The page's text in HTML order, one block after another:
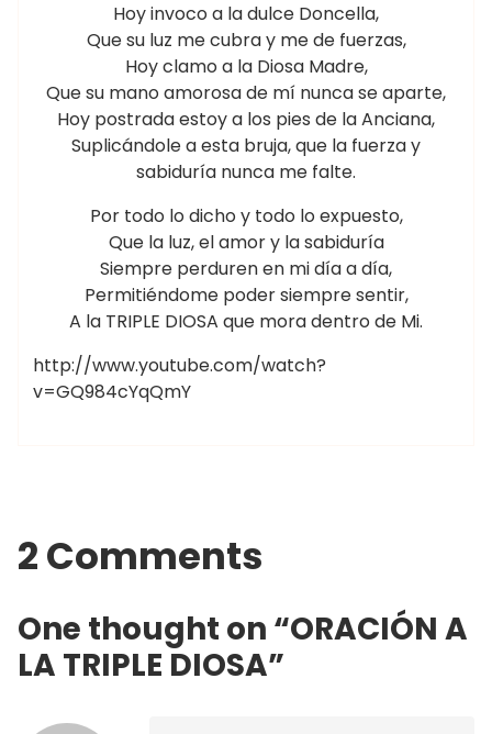
Hoy invoco a la dulce Doncella,
Que su luz me cubra y me de fuerzas,
Hoy clamo a la Diosa Madre,
Que su mano amorosa de mí nunca se aparte,
Hoy postrada estoy a los pies de la Anciana,
Suplicándole a esta bruja, que la fuerza y
sabiduría nunca me falte.
Por todo lo dicho y todo lo expuesto,
Que la luz, el amor y la sabiduría
Siempre perduren en mi día a día,
Permitiéndome poder siempre sentir,
A la TRIPLE DIOSA que mora dentro de Mi.
http://www.youtube.com/watch?
v=GQ984cYqQmY
2 Comments
One thought on “ORACIÓN A
LA TRIPLE DIOSA”